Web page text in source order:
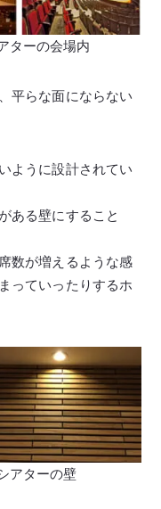
ターの会場内
平らな面にならない
ように設計されてい
ある壁にすること
数が増えるような感
っていったりするホ
アターの壁